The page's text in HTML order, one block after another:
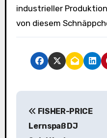
industrieller
von diesem
B
FISHER-PRICE
Lernspaß DJ